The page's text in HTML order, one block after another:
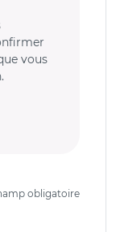
vous
obligatoire